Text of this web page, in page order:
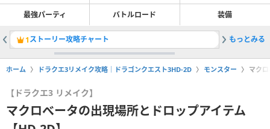
最強パーティ バトルロード 装備
1ストーリー攻略チャート 2バトル
もっとみる
ホーム ドラクエ3リメイク攻略｜ドラゴンクエスト3HD-2D モンスター マク
【ドラクエ3 リメイク】
マクロべータの出現場所とドロップアイテム